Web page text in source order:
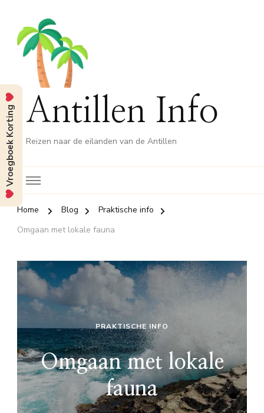
Antillen Info
Reizen naar de eilanden van de Antillen
Home Blog
Praktische info
Omgaan met lokale fauna
PRAKTISCHE INFO
Omgaan met lokale
fauna
Vroegboek Korting